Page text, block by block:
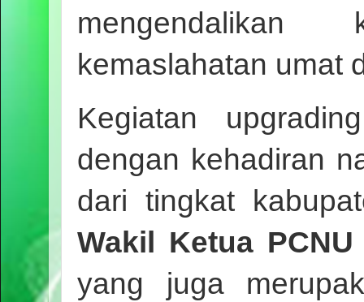
kemaslahatan umat
Kegiatan
dengan kehadiran
dari tingkat
Wakil Ketua
yang juga